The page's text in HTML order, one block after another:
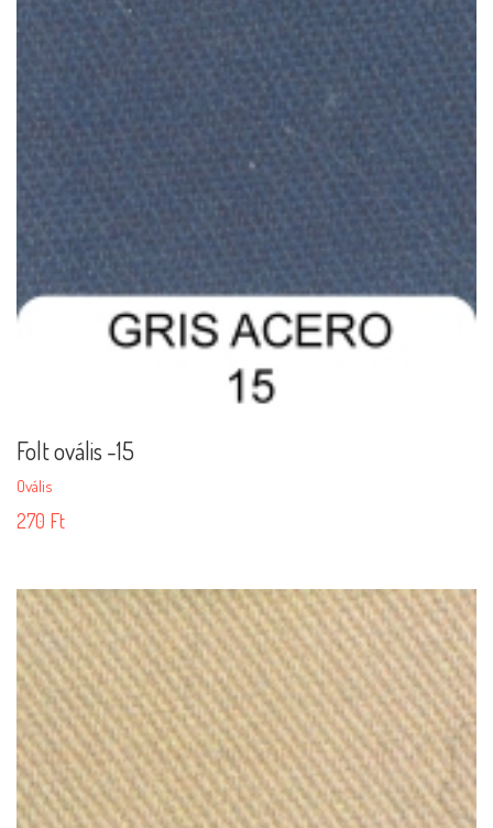
Folt ovális -15
Ovális
270 Ft